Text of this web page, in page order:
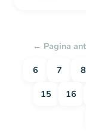
← Pagina
6
7 8
15
16